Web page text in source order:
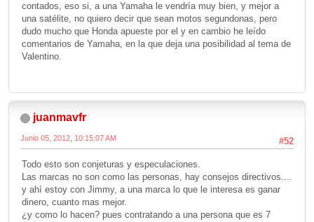
contados, eso si, a una Yamaha le vendría muy bien, y mejor a
una satélite, no quiero decir que sean motos segundonas, pero
dudo mucho que Honda apueste por el y en cambio he leído
comentarios de Yamaha, en la que deja una posibilidad al tema de
Valentino.
juanmavfr
#52
Junio 05, 2012, 10:15:07 AM
Todo esto son conjeturas y especulaciones.
Las marcas no son como las personas, hay consejos directivos....
y ahí estoy con Jimmy, a una marca lo que le interesa es ganar
dinero, cuanto mas mejor.
¿y como lo hacen? pues contratando a una persona que es 7